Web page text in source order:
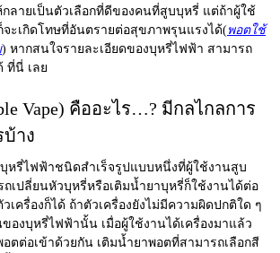
ลายเป็นตัวเลือกที่ดีของคนที่สูบบุหรี่ แต่ถ้าผู้ใช้
จะเกิดโทษที่อันตรายต่อสุขภาพรุนแรงได้(พอตใช้
) หากสนใจรายละเอียดของบุหรี่ไฟฟ้า สามารถ
ที่นี่ เลย
Vape) คืออะไร…? มีกลไกลการ
าง
หรี่ไฟฟ้าชนิดสำเร็จรูปแบบหนึ่งที่ผู้ใช้งานสูบ
เปลี่ยนหัวบุหรี่หรือเติมน้ำยาบุหรี่ก็ใช้งานได้ต่อ
เครื่องก็ได้ ถ้าตัวเครื่องยังไม่มีความผิดปกติใด ๆ
องบุหรี่ไฟฟ้านั้น เมื่อผู้ใช้งานได้เครื่องมาแล้ว
ตต่อเข้าด้วยกัน เติมน้ำยาพอตที่สามารถเลือกสี